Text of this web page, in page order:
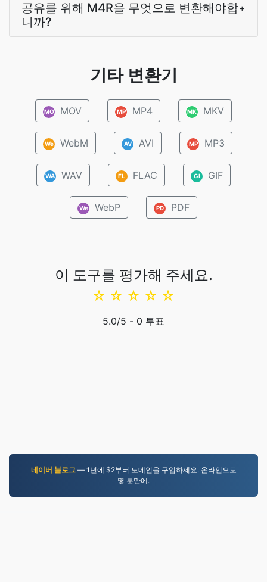
공유를 위해 M4R을 무엇으로 변환해야합
니까?
+
기타 변환기
MO MOV MP MP4 MK MKV
We WebM AV AVI MP MP3
WA WAV FL FLAC GI GIF
We WebP PD PDF
이 도구를 평가해 주세요.
☆
☆
☆
☆
☆
5.0/5 - 0 투표
네이버 블로그— 1년에 $2부터 도메인을 구입하세요. 온라인으로
몇 분만에.